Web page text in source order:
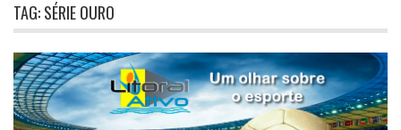
TAG:SÉRIE OURO